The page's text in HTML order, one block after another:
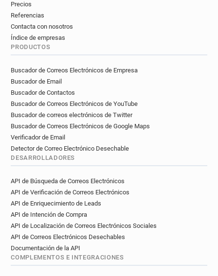
Precios
Referencias
Contacta con nosotros
Índice de empresas
PRODUCTOS
Buscador de Correos Electrónicos de Empresa
Buscador de Email
Buscador de Contactos
Buscador de Correos Electrónicos de YouTube
Buscador de correos electrónicos de Twitter
Buscador de Correos Electrónicos de Google Maps
Verificador de Email
Detector de Correo Electrónico Desechable
DESARROLLADORES
API de Búsqueda de Correos Electrónicos
API de Verificación de Correos Electrónicos
API de Enriquecimiento de Leads
API de Intención de Compra
API de Localización de Correos Electrónicos Sociales
API de Correos Electrónicos Desechables
Documentación de la API
COMPLEMENTOS E INTEGRACIONES